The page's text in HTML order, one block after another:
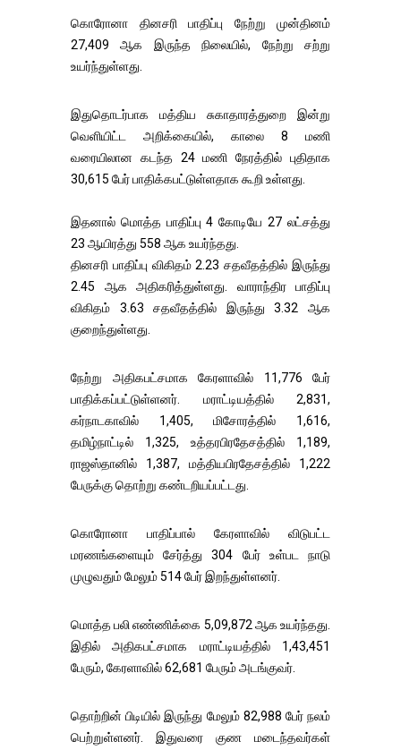
கொரோனா தினசரி பாதிப்பு நேற்று முன்தினம்
27,409 ஆக இருந்த நிலையில், நேற்று சற்று
உயர்ந்துள்ளது.
இதுதொடர்பாக மத்திய சுகாதாரத்துறை இன்று
வெளியிட்ட அறிக்கையில், காலை 8 மணி
வரையிலான கடந்த 24 மணி நேரத்தில் புதிதாக
30,615 பேர் பாதிக்கபட்டுள்ளதாக கூறி உள்ளது.
இதனால் மொத்த பாதிப்பு 4 கோடியே 27 லட்சத்து
23 ஆயிரத்து 558 ஆக உயர்ந்தது.
தினசரி பாதிப்பு விகிதம் 2.23 சதவீதத்தில் இருந்து
2.45 ஆக அதிகரித்துள்ளது. வாராந்திர பாதிப்பு
விகிதம் 3.63 சதவீதத்தில் இருந்து 3.32 ஆக
குறைந்துள்ளது.
நேற்று அதிகபட்சமாக கேரளாவில் 11,776 பேர்
பாதிக்கப்பட்டுள்ளனர். மராட்டியத்தில் 2,831,
கர்நாடகாவில் 1,405, மிசோரத்தில் 1,616,
தமிழ்நாட்டில் 1,325, உத்தரபிரதேசத்தில் 1,189,
ராஜஸ்தானில் 1,387, மத்தியபிரதேசத்தில் 1,222
பேருக்கு தொற்று கண்டறியப்பட்டது.
கொரோனா பாதிப்பால் கேரளாவில் விடுபட்ட
மரணங்களையும் சேர்த்து 304 பேர் உள்பட நாடு
முழுவதும் மேலும் 514 பேர் இறந்துள்ளனர்.
மொத்த பலி எண்ணிக்கை 5,09,872 ஆக உயர்ந்தது.
இதில் அதிகபட்சமாக மராட்டியத்தில் 1,43,451
பேரும், கேரளாவில் 62,681 பேரும் அடங்குவர்.
தொற்றின் பிடியில் இருந்து மேலும் 82,988 பேர் நலம்
பெற்றுள்ளனர். இதுவரை குண மடைந்தவர்கள்